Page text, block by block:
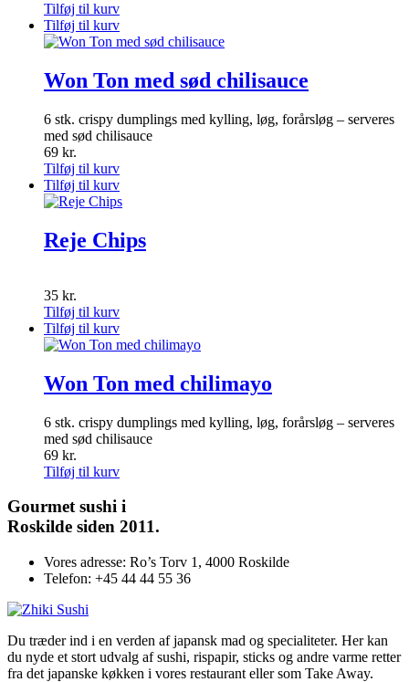
Tilføj til kurv
Tilføj til kurv
Won Ton med sød chilisauce
6 stk. crispy dumplings med kylling, løg, forårsløg – serveres
med sød chilisauce
69 kr.
Tilføj til kurv
Tilføj til kurv
Reje Chips
35 kr.
Tilføj til kurv
Tilføj til kurv
Won Ton med chilimayo
6 stk. crispy dumplings med kylling, løg, forårsløg – serveres
med sød chilisauce
69 kr.
Tilføj til kurv
Gourmetsushi i
Roskilde siden 2011.
Vores adresse: Ro’s Torv 1, 4000 Roskilde
Telefon: +45 44 44 55 36
Du træder ind i en verden af japansk mad og specialiteter. Her kan
du nyde et stort udvalg af sushi, rispapir, sticks og andre varme retter
fra det japanske køkken i vores restaurant eller som Take Away.